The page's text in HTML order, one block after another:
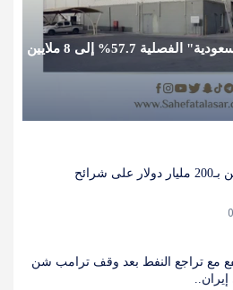
تراجع أرباح "أنابيب السعودية" الفصلية 57.7% إلى 8 ملايين
غوغل تراهن بـ200 مليار دولار على شرائح
مع تراجع النفط بعد وقف ترامب شن